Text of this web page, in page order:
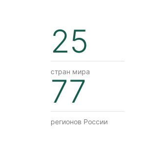
25
стран мира
77
регионов России